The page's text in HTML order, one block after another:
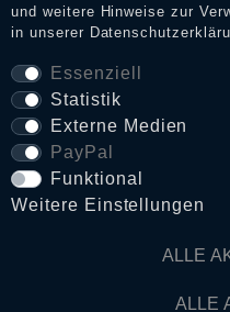
AGB
Widerrufs­recht
VERTRAG
© Copyright 2026 Dark
und weitere Hinweise zur
in unserer
Essenziell
Statistik
Externe Medien
PayPal
Funktional
Weitere Einstellungen
ALLE
ALLE